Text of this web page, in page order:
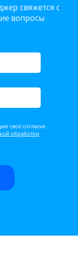
свяжется с
вопросы
своё согласие
обработки